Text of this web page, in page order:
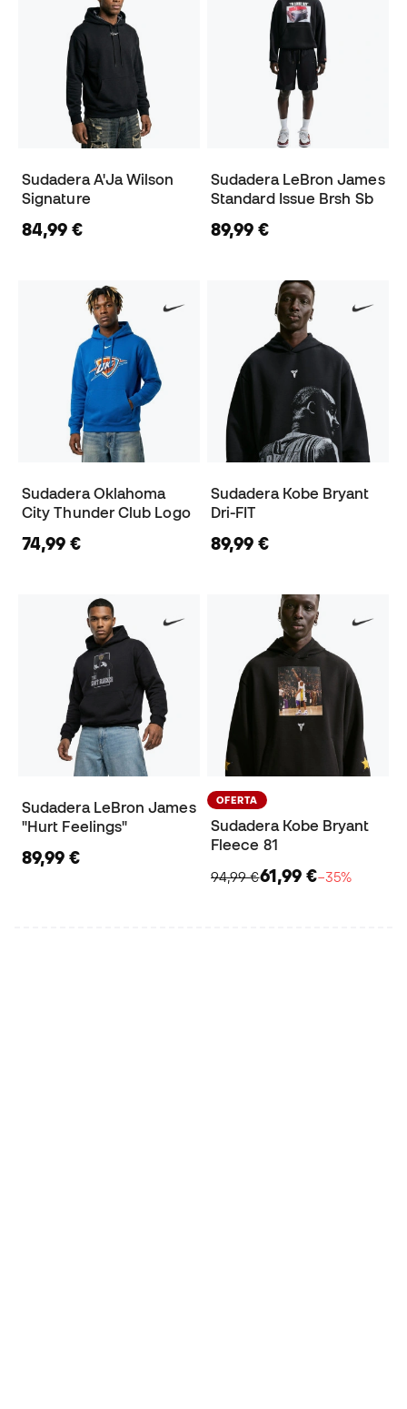
Sudadera A'Ja Wilson
Signature
84,99 €
Sudadera LeBron James
Standard Issue Brsh Sb
89,99 €
Sudadera Oklahoma
City Thunder Club Logo
74,99 €
Sudadera Kobe Bryant
Dri-FIT
89,99 €
Sudadera LeBron James
"Hurt Feelings"
89,99 €
OFERTA
Sudadera Kobe Bryant
Fleece 81
94,99 €61,99 €−35%